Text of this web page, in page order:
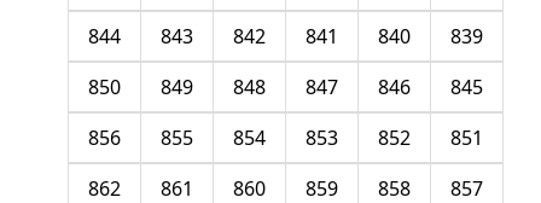
839
840
841
842
843
844
845
846
847
848
849
850
851
852
853
854
855
856
857
858
859
860
861
862